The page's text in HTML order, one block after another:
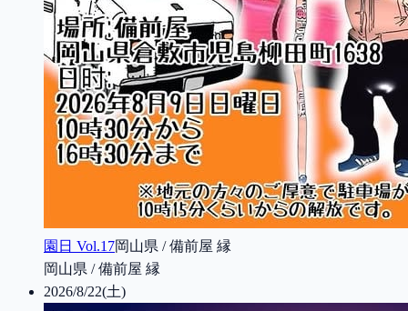
園日 Vol.17岡山県 / 備前屋 縁
岡山県 / 備前屋 縁
2026/8/22(土)